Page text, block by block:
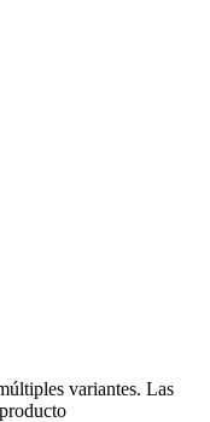
variantes. Las